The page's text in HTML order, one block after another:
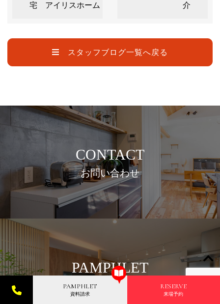
宅 アイリスホーム 介
スタッフブログ一覧へ戻る
CONTACT
お問い合わせ
PAMPHLET
資料請求
PAMPHLET
資料請求
RESERVE
来場予約